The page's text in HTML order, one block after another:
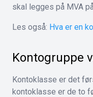
skal legges på MVA
Les også: Hva er en
Kontogruppe
Kontoklasse er det
kontoklasse er de to